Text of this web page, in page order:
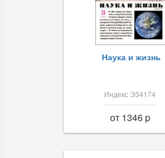
Наука и жизнь
Индекс Э34174
от 1346 p